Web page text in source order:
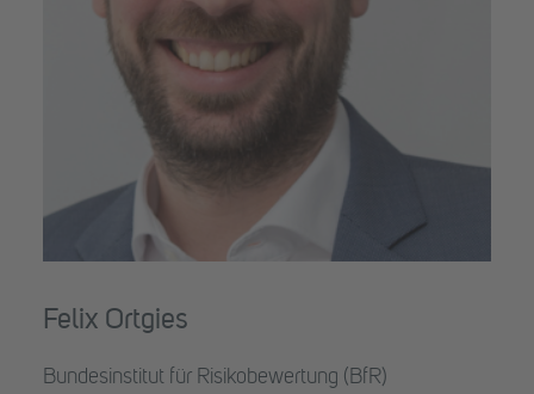
Felix Ortgies
Bundesinstitut für Risikobewertung (BfR)